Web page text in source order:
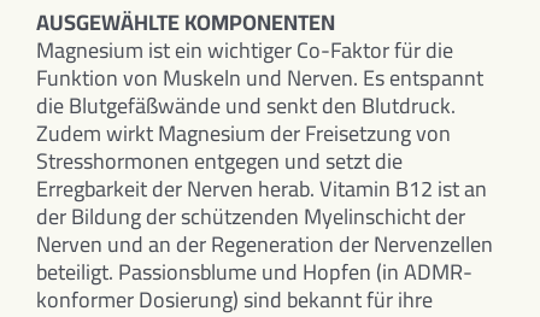
AUSGEWÄHLTE KOMPONENTEN
Magnesium ist ein wichtiger Co-Faktor für die
Funktion von Muskeln und Nerven. Es entspannt
die Blutgefäßwände und senkt den Blutdruck.
Zudem wirkt Magnesium der Freisetzung von
Stresshormonen entgegen und setzt die
Erregbarkeit der Nerven herab. Vitamin B12 ist an
der Bildung der schützenden Myelinschicht der
Nerven und an der Regeneration der Nervenzellen
beteiligt. Passionsblume und Hopfen (in ADMR-
konformer Dosierung) sind bekannt für ihre